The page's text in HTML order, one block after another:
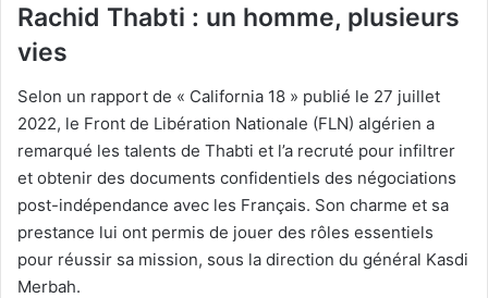
Rachid Thabti : un homme, plusieurs
vies
Selon un rapport de « California 18 » publié le 27 juillet
2022, le Front de Libération Nationale (FLN) algérien a
remarqué les talents de Thabti et l’a recruté pour infiltrer
et obtenir des documents confidentiels des négociations
post-indépendance avec les Français. Son charme et sa
prestance lui ont permis de jouer des rôles essentiels
pour réussir sa mission, sous la direction du général Kasdi
Merbah.